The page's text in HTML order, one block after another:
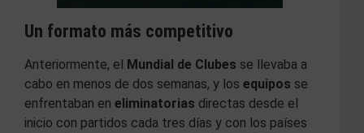
Un formato más competitivo
Anteriormente, el Mundial de Clubes se llevaba a
cabo en menos de dos semanas, y los equipos se
enfrentaban en eliminatorias directas desde el
inicio con partidos cada tres días y con los países